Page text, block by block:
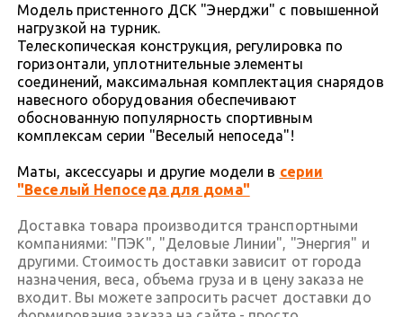
Модель пристенного ДСК "Энерджи" с повышенной
нагрузкой на турник.
Телескопическая конструкция, регулировка по
горизонтали, уплотнительные элементы
соединений, максимальная комплектация снарядов
навесного оборудования обеспечивают
обоснованную популярность спортивным
комплексам серии "Веселый непоседа"!
Маты, аксессуары и другие модели в серии
"Веселый Непоседа для дома"
Доставка товара производится транспортными
компаниями: "ПЭК", "Деловые Линии", "Энергия" и
другими. Стоимость доставки зависит от города
назначения, веса, объема груза и в цену заказа не
входит. Вы можете запросить расчет доставки до